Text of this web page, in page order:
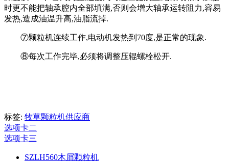
时更不能把轴承腔内全部填满,否则会增大轴承运转阻力,容易
发热,造成油温升高,油脂流掉.
⑦颗粒机连续工作,电动机发热到70度,是正常的现象.
⑧每次工作完毕,必须将调整压辊螺栓松开.
标签: 牧草颗粒机供应商
选项卡二
选项卡三
SZLH560木屑颗粒机